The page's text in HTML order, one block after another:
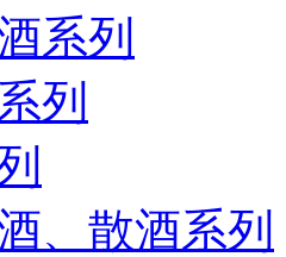
系列
列
、散酒系列